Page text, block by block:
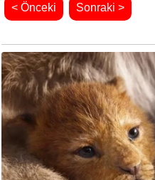
< Önceki Sonraki >